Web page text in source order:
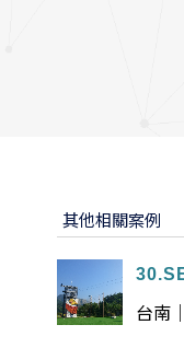
其他相關案例
台南